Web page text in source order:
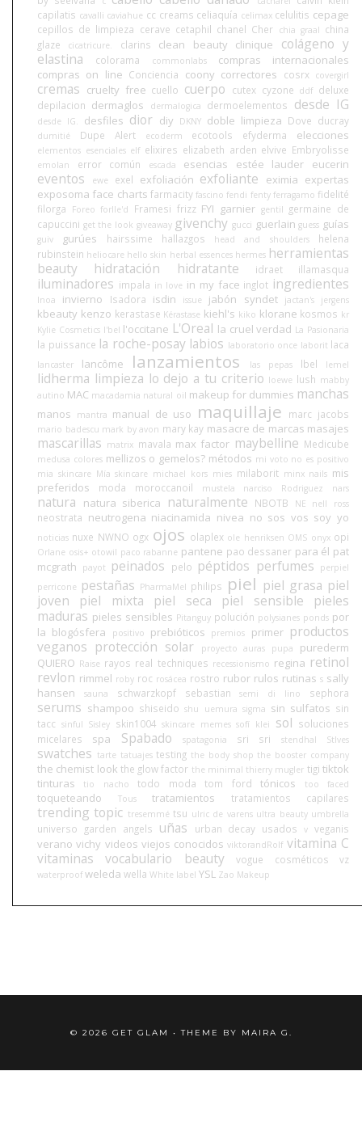
capilatis cavalli caviahue cc creams celiaquía celimax celulitis cepage
cepillos de limpieza cerave cetaphil chanel Cher chia graal china
glaze
cicatricure. clarins clean beauty clinique
colágeno y
elastina
colorama commonlabs
compras internacionales
compras on line Conciencia coony correctores cosrx covergirl
cremas cruelty free cuello cuerpo cutex cyzone ddf deluxe
depilacion dermaglos dermalogica dermoelementos desde IG
desde IG. desfiles dior diy DKNY doble limpieza Dove ducray
dumitié Dupe Alert ecoderm ecotools efyderma elecciones
elementos esenciales elf elixires elizabeth arden elvive Embryolisse
emolan error común escada esencias estée lauder eucerin
eventos ewe exel exfoliación exfoliante eximia expertas
exposoma face charts farmacity fascino fendi fenty ferragamo fidelité
filorga
Foreo forlle'd Framesi frizz FYI garnier gentil germaine de
capuccini get the look giveaway givenchy gucci guerlain guess guías
guiv gurúes hairssime hallazgos head and shoulders
helena
rubinstein heliocare hello skin herbal essences hermes herramientas
beauty
hidratación hidratante idraet illamasqua
iluminadores impala in love in my face inglot ingredientes
Inoa invierno Isadora isdin issue jabón syndet jactan's jergens
kbeauty kenzo kerastase Kérastase kiehl's kiko klorane kosmos kr
Kylie Cosmetics l'bel l'occitane L'Oreal la cruel verdad La Pasionaria
la puissance la roche-posay labios laboratorio once laborit laca
lancaster lancôme lanzamientos las pepas lbel lemel
lidherma limpieza lo dejo a tu criterio loewe lush mabby
autino MAC macadamia natural oil makeup for dummies manchas
manos mantra manual de uso maquillaje marc jacobs
mario badescu mark by avon mary kay masacre de marcas masajes
mascarillas matrix mavala max factor maybelline Medicube
medusa colores mellizos o gemelos? métodos mi voto no es positivo
mia skincare Mía skincare michael kors mies milaborit minx nails mis
preferidos
moda moroccanoil mustela narciso Rodriguez nars
natura natura siberica naturalmente NBOTB NE nell ross
neostrata neutrogena niacinamida nivea no sos vos soy yo
noticias nuxe NWNO ogx ojos olaplex ole henriksen OMS onyx opi
Orlane osis+ otowil paco rabanne pantene pao dessaner para él pat
mcgrath
payot peinados pelo péptidos perfumes
perpiel
perricone pestañas PharmaMel philips piel piel grasa piel
joven
piel mixta piel seca piel sensible
pieles
maduras pieles sensibles Pitanguy polución polysianes ponds por
la blogósfera
positivo prebióticos premios primer productos
veganos protección solar proyecto auras pupa
purederm
QUIERO Raise rayos real techniques recessionismo regina retinol
revlon rimmel roby roc rosácea rostro rubor rulos rutinas s sally
hansen
sauna schwarzkopf sebastian semi di lino sephora
serums shampoo shiseido shu uemura sigma sin sulfatos sin
tacc sinful Sisley skin1004 skincare memes sofí klei sol soluciones
micelares
spa Spabado spatagonia sri sri stendhal StIves
swatches tarte tatuajes testing the body shop the booster company
the chemist look the glow factor the minimal thierry mugler tigi tiktok
tinturas
tio nacho todo moda tom ford tónicos too faced
toqueteando Tous tratamientos tratamientos capilares
trending topic tresemmé tsu ulric de varens ultra beauty umbrella
universo garden angels uñas urban decay usados v veganis
verano vichy videos viejos conocidos viktorandRolf vitamina C
vitaminas
vocabulario beauty vogue cosméticos vz
waterproof weleda wella White label YSL Zao Makeup
© 2026 GET GLAM • THEME BY MAIRA G.